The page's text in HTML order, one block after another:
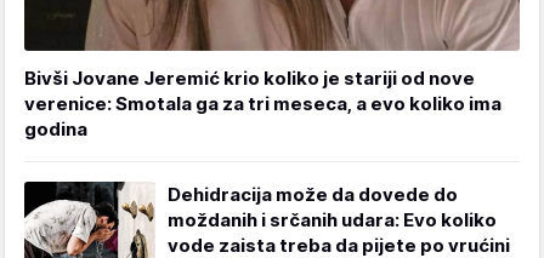
Bivši Jovane Jeremić krio koliko je stariji od nove
verenice: Smotala ga za tri meseca, a evo koliko ima
godina
Dehidracija može da dovede do
moždanih i srčanih udara: Evo koliko
vode zaista treba da pijete po vrućini